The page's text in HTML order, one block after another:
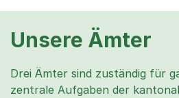
Unsere Ämter
Drei Ämter sind zuständig für
zentrale Aufgaben der